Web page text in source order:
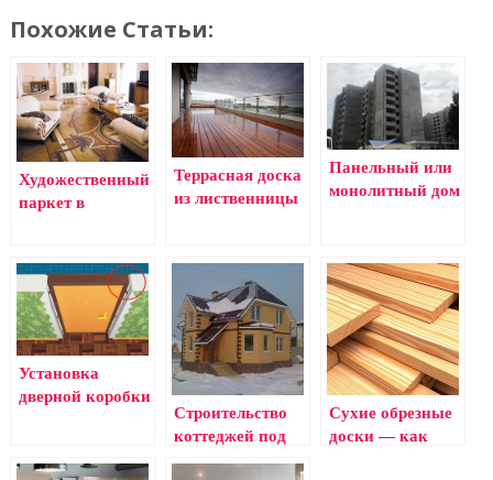
Похожие Статьи:
Художественный
паркет в
Террасная доска
из лиственницы
Панельный или
монолитный дом
Установка
дверной коробки
Строительство
коттеджей под
Сухие обрезные
доски — как